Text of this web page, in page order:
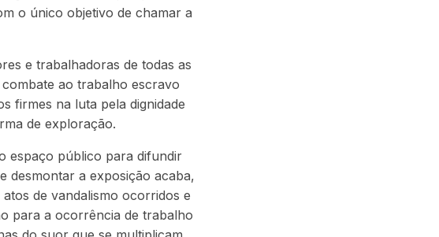
o único objetivo de chamar a
e trabalhadoras de todas as
ao trabalho escravo
firmes na luta pela dignidade
de exploração.
espaço público para difundir
desmontar a exposição acaba,
de vandalismo ocorridos e
para a ocorrência de trabalho